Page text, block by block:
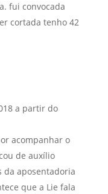
fui convocada
cortada tenho 42
a partir do
acompanhar o
de auxílio
da aposentadoria
que a Lie fala